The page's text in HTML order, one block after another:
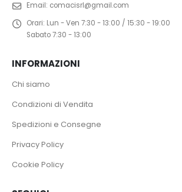
Email: comacisrl@gmail.com
Orari: Lun - Ven 7:30 - 13:00 / 15:30 - 19:00
Sabato 7:30 - 13:00
INFORMAZIONI
Chi siamo
Condizioni di Vendita
Spedizioni e Consegne
Privacy Policy
Cookie Policy